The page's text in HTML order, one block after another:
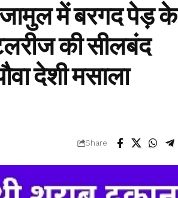
में बरगद पेड़ के
की सीलबंद
देशी मसाला
Share